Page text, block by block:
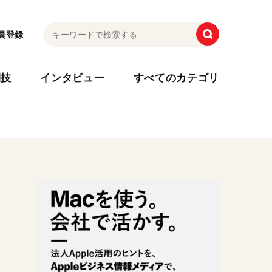
登録
インタビュー すべてのカテゴリ